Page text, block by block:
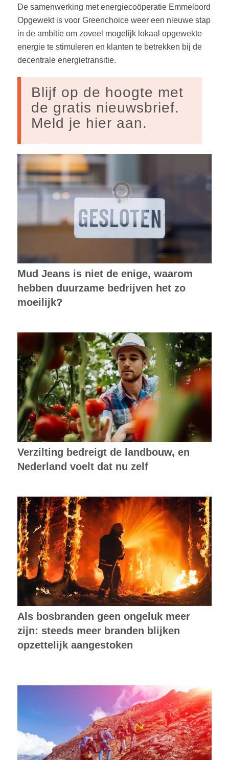
De samenwerking met energiecoöperatie Emmeloord
Opgewekt is voor Greenchoice weer een nieuwe stap
in de ambitie om zoveel mogelijk lokaal opgewekte
energie te stimuleren en klanten te betrekken bij de
decentrale energietransitie.
Blijf op de hoogte met
de gratis nieuwsbrief.
Meld je hier aan.
Mud Jeans is niet de enige, waarom
hebben duurzame bedrijven het zo
moeilijk?
Verzilting bedreigt de landbouw, en
Nederland voelt dat nu zelf
Als bosbranden geen ongeluk meer
zijn: steeds meer branden blijken
opzettelijk aangestoken